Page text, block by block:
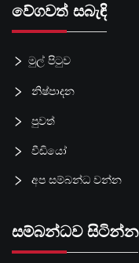
වේගවත් සබැඳි
මුල් පිටුව
නිෂ්පාදන
පුවත්
වීඩියෝ
අප සම්බන්ධ වන්න
සම්බන්ධව සිටින්න